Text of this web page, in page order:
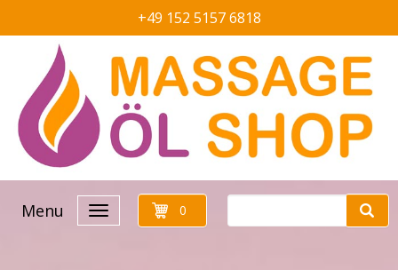
+49 152 5157 6818
Menu 0